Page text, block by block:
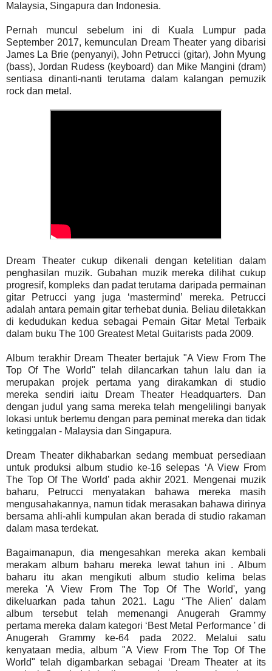
Malaysia, Singapura dan Indonesia.
Pernah muncul sebelum ini di Kuala Lumpur pada
September 2017, kemunculan Dream Theater yang dibarisi
James La Brie (penyanyi), John Petrucci (gitar), John Myung
(bass), Jordan Rudess (keyboard) dan Mike Mangini (dram)
sentiasa dinanti-nanti terutama dalam kalangan pemuzik
rock dan metal.
Dream Theater cukup dikenali dengan ketelitian dalam
penghasilan muzik. Gubahan muzik mereka dilihat cukup
progresif, kompleks dan padat terutama daripada permainan
gitar Petrucci yang juga ‘mastermind’ mereka. Petrucci
adalah antara pemain gitar terhebat dunia. Beliau diletakkan
di kedudukan kedua sebagai Pemain Gitar Metal Terbaik
dalam buku The 100 Greatest Metal Guitarists pada 2009.
Album terakhir Dream Theater bertajuk "A View From The
Top Of The World" telah dilancarkan tahun lalu dan ia
merupakan projek pertama yang dirakamkan di studio
mereka sendiri iaitu Dream Theater Headquarters. Dan
dengan judul yang sama mereka telah mengelilingi banyak
lokasi untuk bertemu dengan para peminat mereka dan tidak
ketinggalan - Malaysia dan Singapura.
Dream Theater dikhabarkan sedang membuat persediaan
untuk produksi album studio ke-16 selepas ‘A View From
The Top Of The World’ pada akhir 2021. Mengenai muzik
baharu, Petrucci menyatakan bahawa mereka masih
mengusahakannya, namun tidak merasakan bahawa dirinya
bersama ahli-ahli kumpulan akan berada di studio rakaman
dalam masa terdekat.
Bagaimanapun, dia mengesahkan mereka akan kembali
merakam album baharu mereka lewat tahun ini . Album
baharu itu akan mengikuti album studio kelima belas
mereka 'A View From The Top Of The World', yang
dikeluarkan pada tahun 2021. Lagu ‘'The Alien' dalam
album tersebut telah memenangi Anugerah Grammy
pertama mereka dalam kategori ‘Best Metal Performance ' di
Anugerah Grammy ke-64 pada 2022. Melalui satu
kenyataan media, album "A View From The Top Of The
World" telah digambarkan sebagai ‘Dream Theater at its